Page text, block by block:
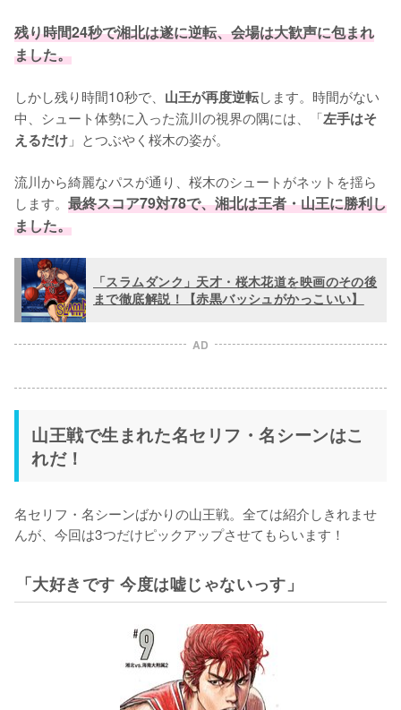
残り時間24秒で湘北は遂に逆転、会場は大歓声に包まれ
ました。
しかし残り時間10秒で、 山王が再度逆転します。時間がない
中、シュート体勢に入った流川の視界の隅には、「左手はそ
えるだけ 」とつぶやく桜木の姿が。
流川から綺麗なパスが通り、桜木のシュートがネットを揺ら
します。 最終スコア79対78で、湘北は王者・山王に勝利し
ました。
「スラムダンク」天才・桜木花道を映画のその後
まで徹底解説！【赤黒バッシュがかっこいい】
AD
山王戦で生まれた名セリフ・名シーンはこ
れだ！
名セリフ・名シーンばかりの山王戦。全ては紹介しきれませ
んが、今回は3つだけピックアップさせてもらいます！
「大好きです 今度は嘘じゃないっす」